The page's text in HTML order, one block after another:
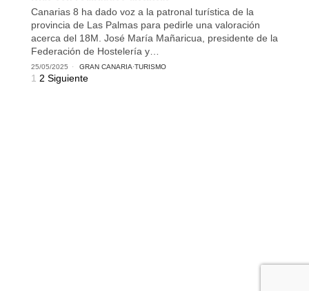
Canarias 8 ha dado voz a la patronal turística de la
provincia de Las Palmas para pedirle una valoración
acerca del 18M. José María Mañaricua, presidente de la
Federación de Hostelería y…
25/05/2025 GRAN CANARIA·TURISMO
1 2 Siguiente